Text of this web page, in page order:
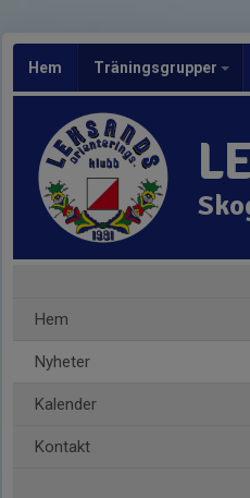
Hem Träningsgrupper
Hem
Nyheter
Kalender
Kontakt